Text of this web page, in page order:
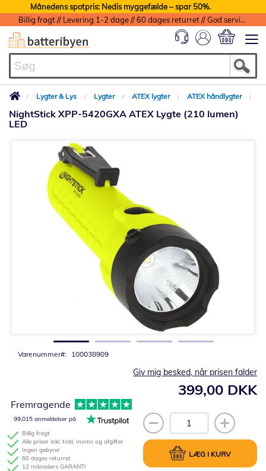
Månedens spotpris: Nedis myggefælde – spar 50%.
Billig fragt // Levering 1-2 dage // 60 dages returret // God service med garanti
Lygter & Lys Lygter ATEX lygter ATEX håndlygter
NightStick XPP-5420GXA ATEX Lygte (210 lumen)
LED
Varenummer 100038909
399,00 DKK
Giv mig besked, når prisen falder
LÆG I KURV
Billig fragt
Alle priser inkl. told, moms og afgifter
Ingen gebyrer
60 dages returret
12 måneders GARANTI
Fremragende
99,015 anmeldelser på
billedgalleriet
billedgalleriet